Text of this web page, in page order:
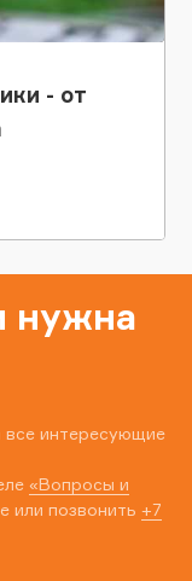
- от
нужна
все интересующие
«Вопросы и
или позвонить +7